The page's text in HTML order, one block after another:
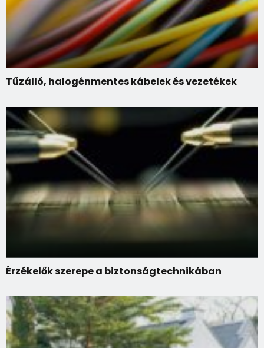
Tűzálló, halogénmentes kábelek és vezetékek
Érzékelők szerepe a biztonságtechnikában